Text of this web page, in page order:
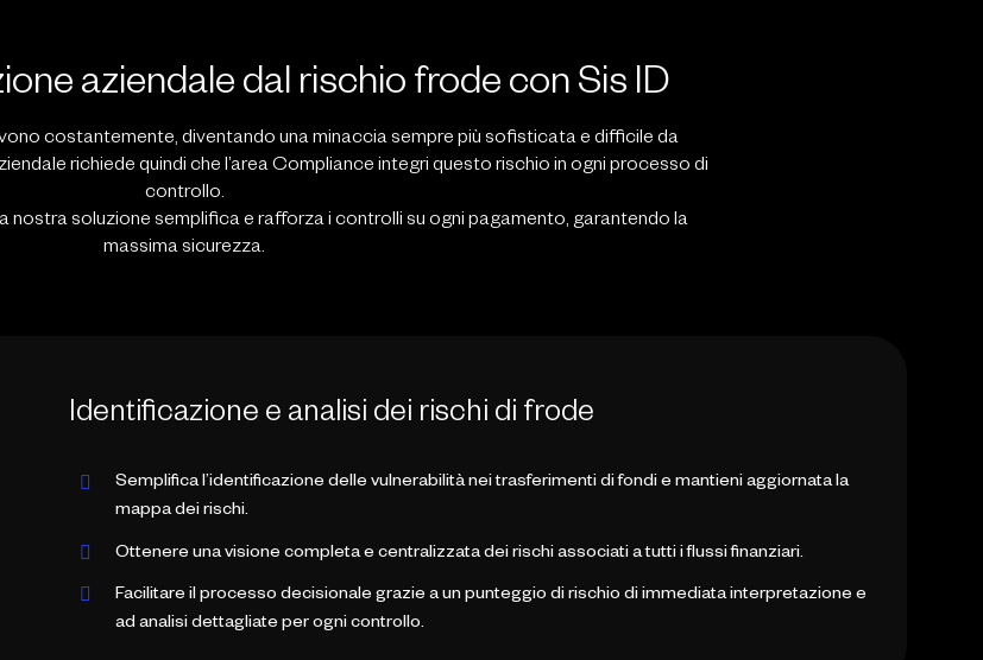
aziendale dal rischio frode con Sis ID
costantemente, diventando una minaccia sempre più sofisticata e difficile da
richiede quindi che l’area Compliance integri questo rischio in ogni processo di
controllo.
nostra soluzione semplifica e rafforza i controlli su ogni pagamento, garantendo la
massima sicurezza.
Identificazione e analisi dei rischi di frode
Semplifica l’identificazione delle vulnerabilità nei trasferimenti di fondi e mantieni aggiornata la
mappa dei rischi.
Ottenere una visione completa e centralizzata dei rischi associati a tutti i flussi finanziari.
Facilitare il processo decisionale grazie a un punteggio di rischio di immediata interpretazione e
ad analisi dettagliate per ogni controllo.